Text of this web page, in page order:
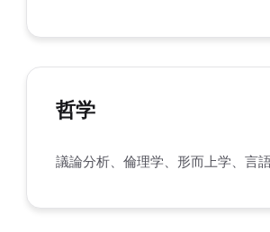
哲学
議論分析、倫理学、形而上学、言